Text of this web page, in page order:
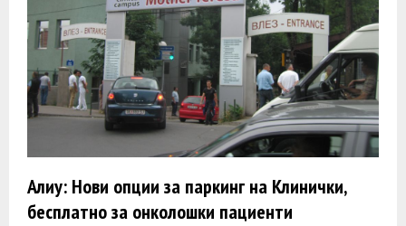
Алиу: Нови опции за паркинг на Клинички,
бесплатно за онколошки пациенти